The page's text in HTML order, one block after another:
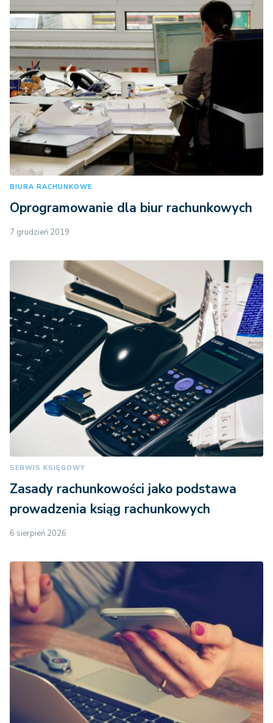
BIURA RACHUNKOWE
Oprogramowanie dla biur rachunkowych
7 grudzień 2019
SERWIS KSIĘGOWY
Zasady rachunkowości jako podstawa
prowadzenia ksiąg rachunkowych
6 sierpień 2026